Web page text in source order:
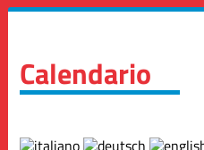
Calendario